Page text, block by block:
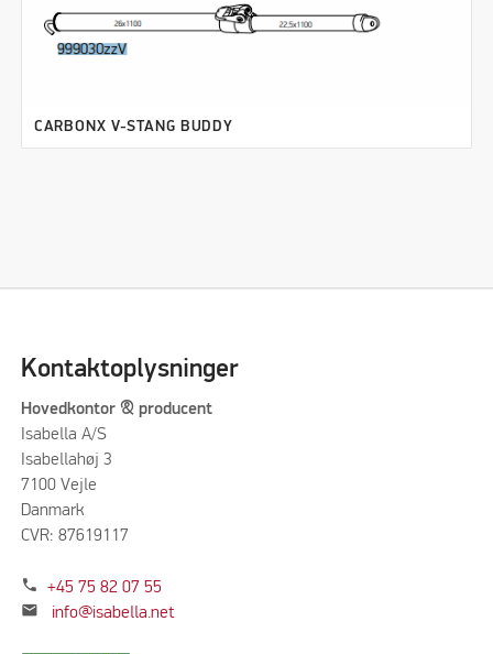
CARBONX V-STANG BUDDY
Kontaktoplysninger
Hovedkontor & producent
Isabella A/S
Isabellahøj 3
7100 Vejle
Danmark
CVR: 87619117
phone +45 75 82 07 55
mail info@isabella.net